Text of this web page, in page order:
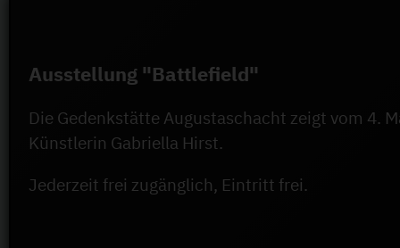
Ausstellung "Battlefield"
Die Gedenkstätte Augustaschacht zeigt vom 4.
Künstlerin Gabriella Hirst.
Jederzeit frei zugänglich, Eintritt frei.